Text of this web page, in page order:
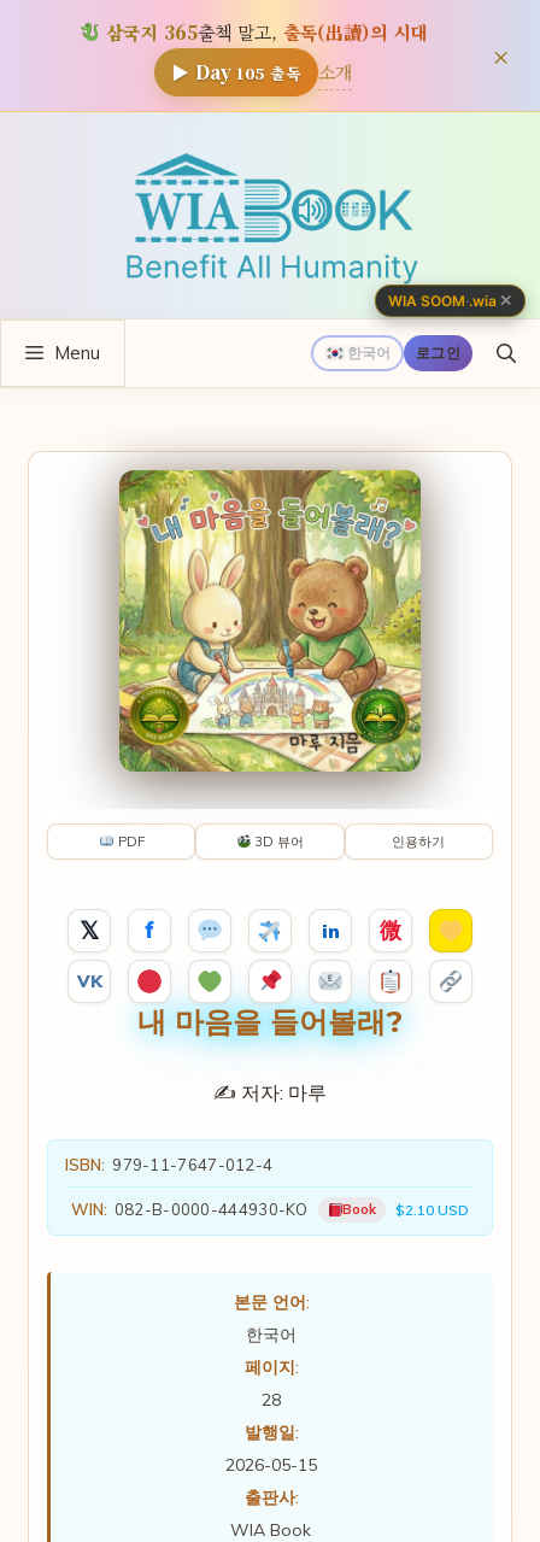
삼국지 365출첵 말고, 출독(出讀)의 시대
▶ Day 105출독 소개 ×
뛰
한국어 로그인
Menu
PDF 3D 뷰어 인용하기
𝕏 f in 微
VK
내 마음을 들어볼래?
✍️ 저자: 마루
ISBN: 979-11-7647-012-4
WIN: 082-B-0000-444930-KO Book $2.10 USD
본문 언어:
한국어
페이지:
28
발행일:
2026-05-15
출판사:
WIA Book
WIA SOOM·.wia ✕